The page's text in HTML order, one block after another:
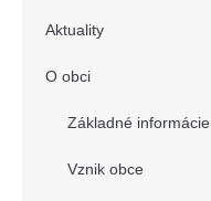
Aktuality
O obci
Základné informácie
Vznik obce